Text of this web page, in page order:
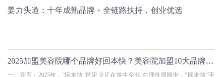
姜力头道：十年成熟品牌 + 全链路扶持，创业优选
2025加盟美容院哪个品牌好回本快？美容院加盟10大品牌经营模型拆解
一、导言：2025年，“回本快”的定义正在发生变化 在理性周期中，“回本快”不